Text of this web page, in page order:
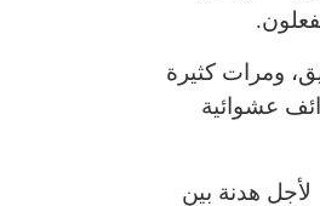
ومرات كثيرة
عشوائية
هدنة بين